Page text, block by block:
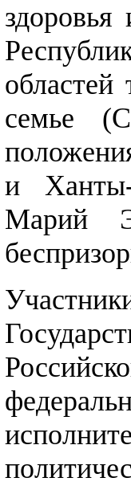
семье
и Ханты-
Марий